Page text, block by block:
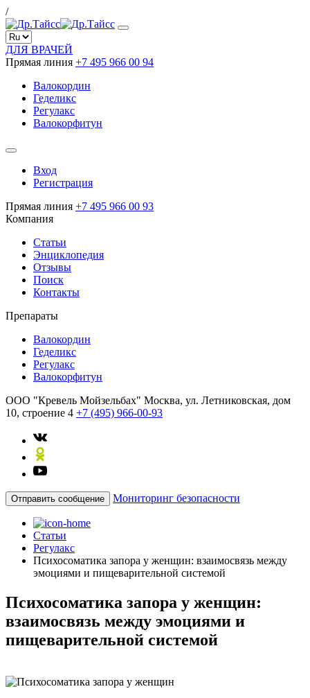
/
ДЛЯ ВРАЧЕЙ
Прямая линия +7 495 966 00 94
Валокордин
Геделикс
Регулакс
Валокорфитун
Вход
Регистрация
Прямая линия +7 495 966 00 93
Компания
Статьи
Энциклопедия
Отзывы
Поиск
Контакты
Препараты
Валокордин
Геделикс
Регулакс
Валокорфитун
ООО "Кревель Мойзельбах" Москва, ул. Летниковская, дом
10, строение 4 +7 (495) 966-00-93
Отправить сообщение Мониторинг безопасности
Статьи
Регулакс
Психосоматика запора у женщин: взаимосвязь между
эмоциями и пищеварительной системой
Психосоматика запора у женщин:
взаимосвязь между эмоциями и
пищеварительной системой